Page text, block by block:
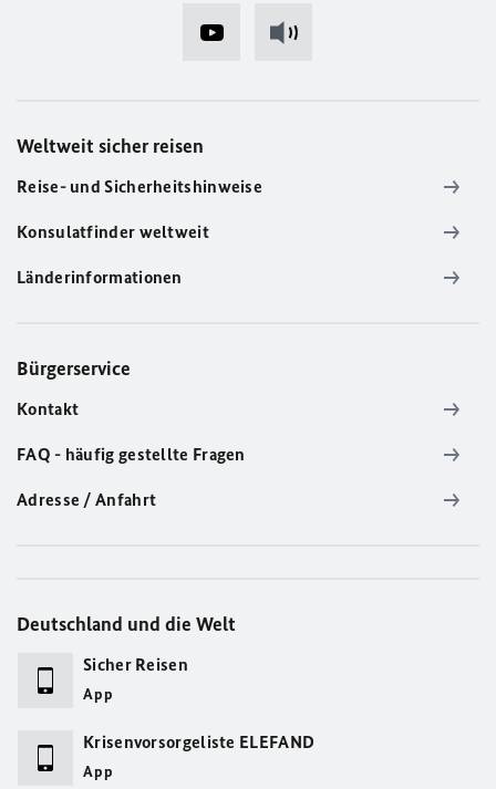
Weltweit sicher reisen
Reise- und Sicherheitshinweise
Konsulatfinder weltweit
Länderinformationen
Bürgerservice
Kontakt
FAQ - häufig gestellte Fragen
Adresse / Anfahrt
Deutschland und die Welt
Sicher Reisen
App
Krisenvorsorgeliste ELEFAND
App